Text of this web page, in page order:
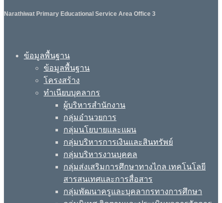
Narathiwat Primary Educational Service Area Office 3
ข้อมูลพื้นฐาน
ข้อมูลพื้นฐาน
โครงสร้าง
ทำเนียบบุคลากร
ผู้บริหารสำนักงาน
กลุ่มอำนวยการ
กลุ่มนโยบายและแผน
กลุ่มบริหารการเงินและสินทรัพย์
กลุ่มบริหารงานบุคคล
กลุ่มส่งเสริมการศึกษาทางไกล เทคโนโลยี
สารสนเทศและการสื่อสาร
กลุ่มพัฒนาครูและบุคลากรทางการศึกษา